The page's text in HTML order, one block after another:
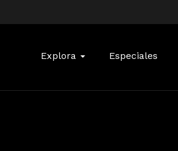
Explora Especiales